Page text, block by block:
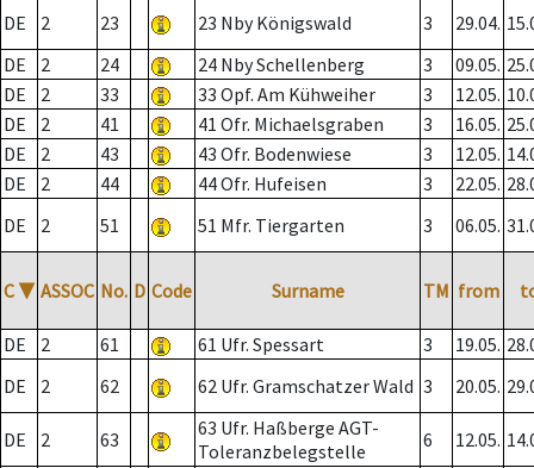
DE
2 23 23 Nby Königswald 3 29.04.
DE
2 24 24 Nby Schellenberg 3 09.05.
DE
2 33 33 Opf. Am Kühweiher 3 12.05.
DE
2 41 41 Ofr. Michaelsgraben 3 16.05.
DE
2 43 43 Ofr. Bodenwiese 3 12.05.
DE
2 44 44 Ofr. Hufeisen 3 22.05.
DE
2 51 51 Mfr. Tiergarten 3 06.05.
C ▼ ASSOC No. D Code Surname TM from
DE 2 61 61 Ufr. Spessart 3 19.05.
DE
2 62 62 Ufr. Gramschatzer Wald 3 20.05.
DE 2 63
63 Ufr. Haßberge AGT-
Toleranzbelegstelle
6 12.05.